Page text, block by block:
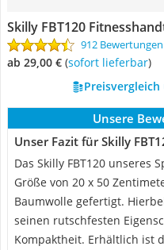
Skilly FBT120
912 Bewertungen
ab 29,00 € ( Sofort lieferbar)
Unsere
Unser Fazit für Skilly
Das Skilly FBT120 unseres
Größe von 20 x 50
Baumwolle gefertigt.
seinen rutschfesten
Kompaktheit. Erhältlich ist